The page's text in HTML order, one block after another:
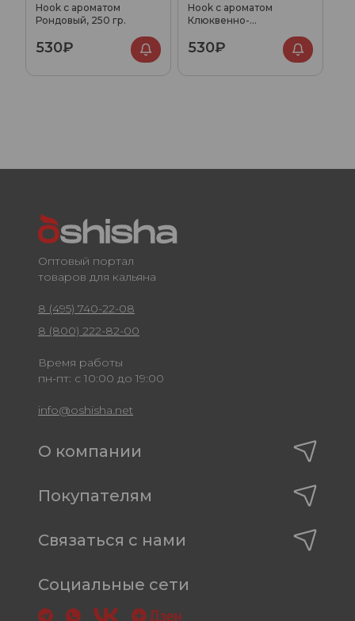
Hook с ароматом
Рондовый, 250 гр.
530₽
Hook с ароматом
Клюквенно-
530₽
Оптовый портал
товаров для кальяна
8 (495) 740-22-08
8 (800) 222-82-00
Время работы
пн-пт: с 10:00 до 19:00
info@oshisha.net
О компании
Покупателям
Связаться с нами
Социальные сети